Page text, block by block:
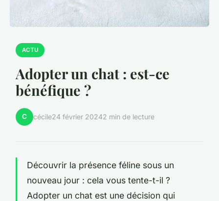
ACTU
Adopter un chat : est-ce
bénéfique ?
C cécile24 février 20242 min de lecture
Découvrir la présence féline sous un
nouveau jour : cela vous tente-t-il ?
Adopter un chat est une décision qui